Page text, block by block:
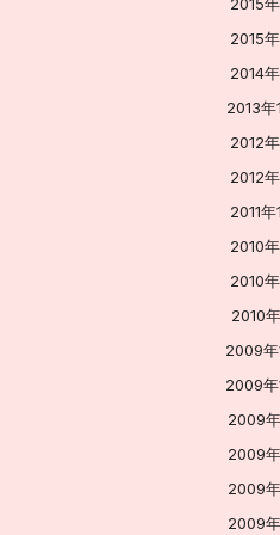
2015
2014
2013年
2012
2012
2011年
2010
2010
2010
2009年
2009年
2009
2009
2009
2009